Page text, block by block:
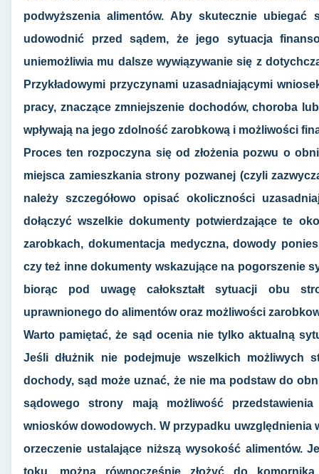
podwyższenia alimentów. Aby skutecznie ubiegać
udowodnić przed sądem, że jego sytuacja
uniemożliwia mu dalsze wywiązywanie się z
Przykładowymi przyczynami uzasadniającymi
pracy, znaczące zmniejszenie dochodów, choroba
wpływają na jego zdolność zarobkową i możliwości
Proces ten rozpoczyna się od złożenia pozwu o
miejsca zamieszkania strony pozwanej (czyli
należy szczegółowo opisać okoliczności
dołączyć wszelkie dokumenty potwierdzające te
zarobkach, dokumentacja medyczna, dowody
czy też inne dokumenty wskazujące na pogorszenie
biorąc pod uwagę całokształt sytuacji obu
uprawnionego do alimentów oraz możliwości
Warto pamiętać, że sąd ocenia nie tylko aktualną
Jeśli dłużnik nie podejmuje wszelkich możliwych
dochody, sąd może uznać, że nie ma podstaw do
sądowego strony mają możliwość
wniosków dowodowych. W przypadku uwzględnienia
orzeczenie ustalające niższą wysokość alimentów.
toku, można równocześnie złożyć do